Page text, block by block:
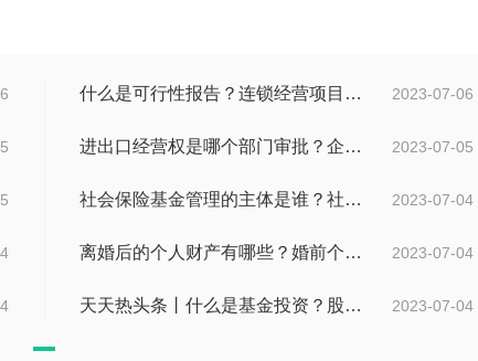
2023-07-06
什么是可行性报告？连锁经营项目概况都有哪些内容？ 环球观察
2023-07-05
进出口经营权是哪个部门审批？企业办理进出口权的流程是怎么样的？ 世界速讯
2023-07-04
社会保险基金管理的主体是谁？社会保险基金投资运营的管理有几方面？
2023-07-04
离婚后的个人财产有哪些？婚前个人财产要怎么证明？
2023-07-04
天天热头条丨什么是基金投资？股票中的价值投资是什么意思？